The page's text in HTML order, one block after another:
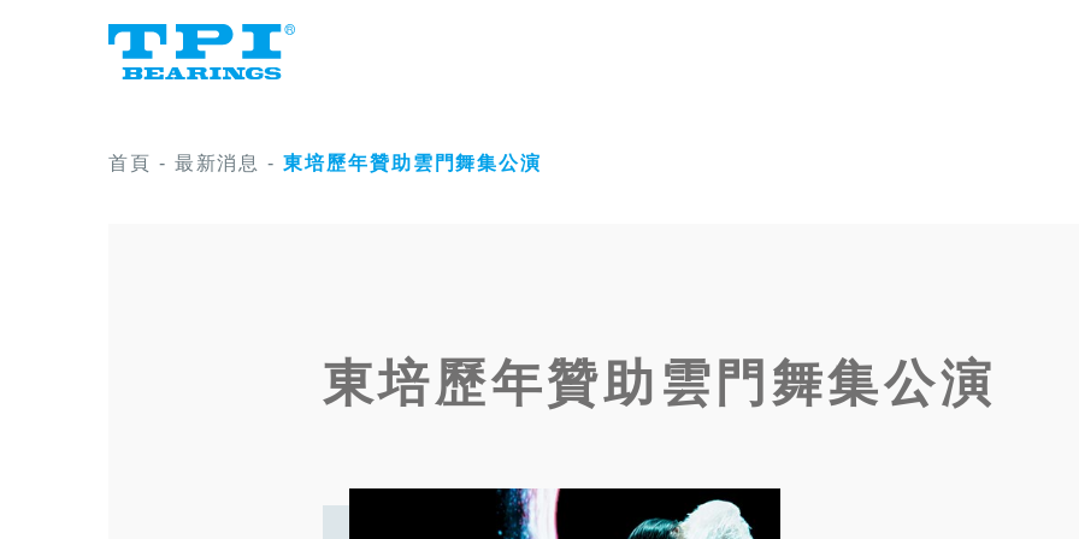
首頁 - 最新消息 -東培歷年贊助雲門舞集公演
東培歷年贊助雲門舞集公演